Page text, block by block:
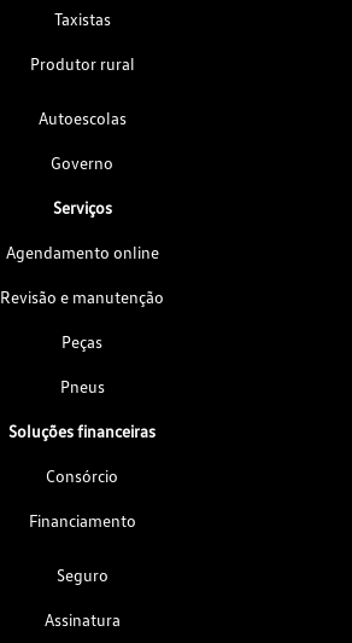
Taxistas
Produtor rural
Autoescolas
Governo
Serviços
Agendamento online
Revisão e manutenção
Peças
Pneus
Soluções financeiras
Consórcio
Financiamento
Seguro
Assinatura